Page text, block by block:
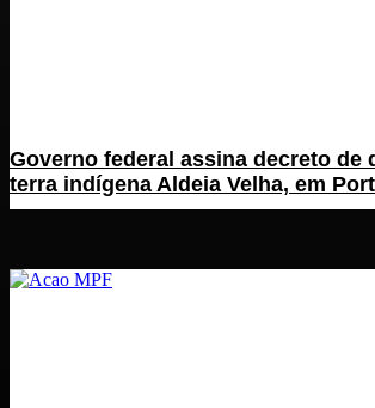
Governo federal assina decreto de
terra indígena Aldeia Velha, em